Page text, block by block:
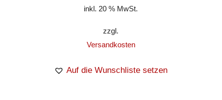
inkl. 20 % MwSt.
zzgl.
Versandkosten
Auf die Wunschliste setzen